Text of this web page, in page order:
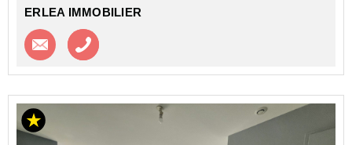
ERLEA IMMOBILIER
Contacter l'agence